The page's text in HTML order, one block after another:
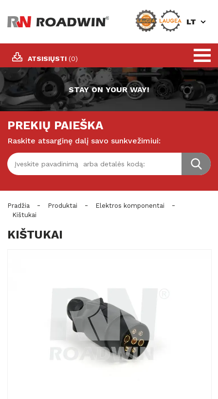
ATSISIŲSTI (0)
LT
STAY ON YOUR WAY!
PREKIŲ PAIEŠKA
Raskite atsarginę dalį savo sunkvežimiui:
Pradžia - Produktai - Elektros komponentai -
Kištukai
KIŠTUKAI